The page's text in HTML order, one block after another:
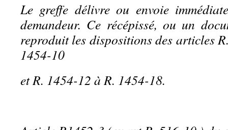
Le greffe délivre ou envoie
demandeur. Ce récépissé, ou un
reproduit les dispositions des articles
1454-10
et R. 1454-12 à R. 1454-18.